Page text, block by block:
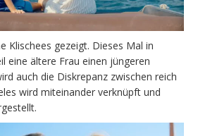
Klischees gezeigt. Dieses Mal in
eine ältere Frau einen jüngeren
auch die Diskrepanz zwischen reich
wird miteinander verknüpft und